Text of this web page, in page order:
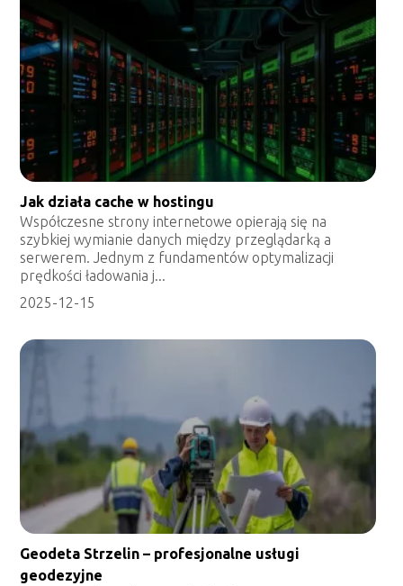
Jak działa cache w hostingu
Współczesne strony internetowe opierają się na
szybkiej wymianie danych między przeglądarką a
serwerem. Jednym z fundamentów optymalizacji
prędkości ładowania j...
2025-12-15
Geodeta Strzelin – profesjonalne usługi
geodezyjne